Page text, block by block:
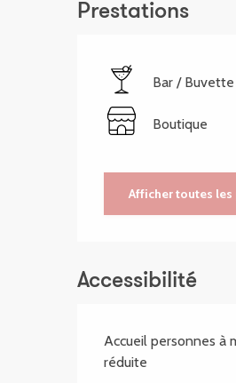
Prestations
Bar / Buvette
Boutique
Afficher toutes
Accessibilité
Accueil personnes à
réduite